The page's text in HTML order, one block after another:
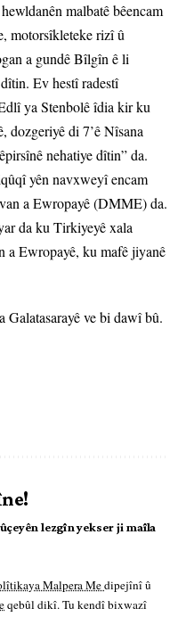
malbatê bêencam
motorsîkleteke rizî û
a gundê Bîlgîn ê li
Ev hestî radestî
ya Stenbolê îdia kir ku
dozgeriyê di 7’ê Nîsana
nehatiye dîtin” da.
yên navxweyî encam
a Ewropayê (DMME) da.
da ku Tirkiyeyê xala
a Ewropayê, ku mafê jiyanê
ve bi dawî bû.
lezgîn yekser ji maîla
Malpera Medipejînî û
qebûl dikî. Tu kendî bixwazî